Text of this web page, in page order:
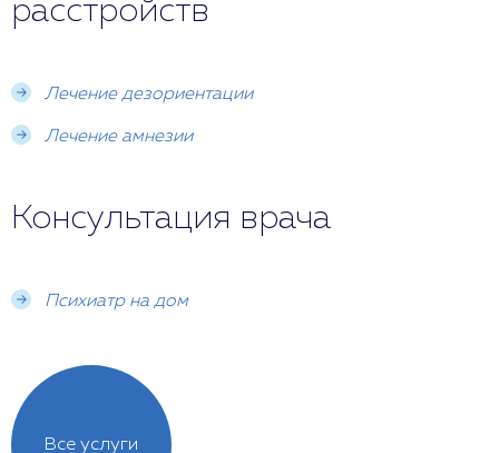
расстройств
Лечение дезориентации
Лечение амнезии
Консультация врача
Психиатр на дом
Все услуги